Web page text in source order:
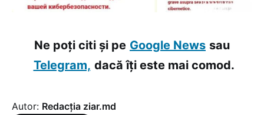
Ne poți citi și pe Google News sau
Telegram, dacă îți este mai comod.
Autor: Redacția ziar.md